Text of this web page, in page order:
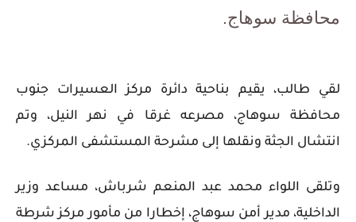
محافظة سوهاج.
لقي طالب، يقيم بناحية دائرة مركز العسيرات جنوب
محافظة سوهاج، مصرعه غرقا في نهر النيل، وتم
انتشال الجثة ونقلها إلى مشرحة المستشفى المركزي.
وتلقى اللواء محمد عبد المنعم شرباش، مساعد وزير
الداخلية، مدير أمن سوهاج، إخطارا من مأمور مركز شرطة